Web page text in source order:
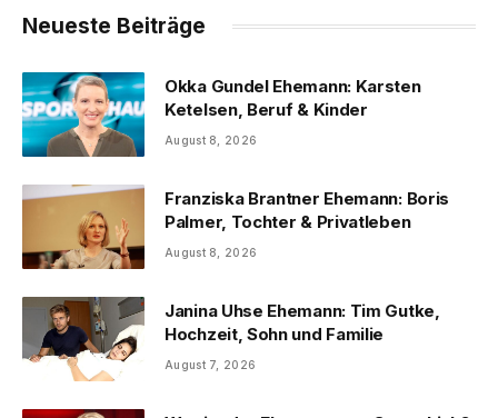
Neueste Beiträge
Okka Gundel Ehemann: Karsten
Ketelsen, Beruf & Kinder
August 8, 2026
Franziska Brantner Ehemann: Boris
Palmer, Tochter & Privatleben
August 8, 2026
Janina Uhse Ehemann: Tim Gutke,
Hochzeit, Sohn und Familie
August 7, 2026